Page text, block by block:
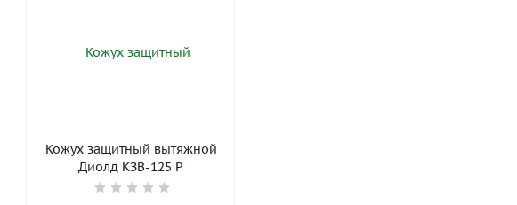
Кожух защитный вытяжной
Диолд КЗВ-125 Р